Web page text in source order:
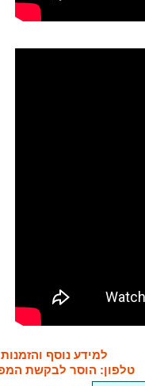
למידע נוסף והזמנות
טלפון: הוסר לבקשת